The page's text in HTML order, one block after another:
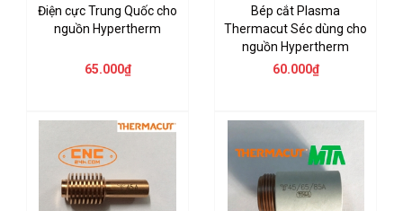
Điện cực Trung Quốc cho
nguồn Hypertherm
65.000₫
Bép cắt Plasma
Thermacut Séc dùng cho
nguồn Hypertherm
60.000₫